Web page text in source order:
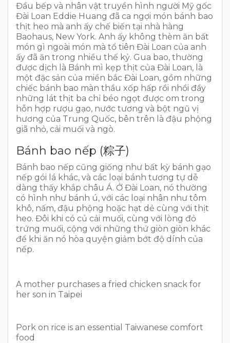
Đầu bếp và nhân vật truyền hình người Mỹ gốc
Đài Loan Eddie Huang đã ca ngợi món bánh bao
thịt heo mà anh ấy chế biến tại nhà hàng
Baohaus, New York. Anh ấy không thèm ăn bất
món gì ngoài món mà tổ tiên Đài Loan của anh
ấy đã ăn trong nhiều thế kỷ. Gua bao, thường
được dịch là Bánh mì kẹp thịt của Đài Loan, là
một đặc sản của miền bắc Đài Loan, gồm những
chiếc bánh bao màn thầu xốp hấp rồi nhồi đầy
những lát thịt ba chỉ béo ngọt được om trong
hỗn hợp rượu gạo, nước tương và bột ngũ vị
hương của Trung Quốc, bên trên là đậu phộng
giã nhỏ, cải muối và ngò.
Bánh bao nếp (粽子)
Bánh bao nếp cũng giống như bất kỳ bánh gạo
nếp gói lá khác, và các loại bánh tương tự dễ
dàng thấy khắp châu Á. Ở Đài Loan, nó thường
có hình như bánh ú, với các loại nhân như tôm
khô, nấm, đậu phộng hoặc hạt dẻ cùng với thịt
heo. Đôi khi có củ cải muối, cùng với lòng đỏ
trứng muối, cộng với những thứ giòn giòn khác
để khi ăn nó hòa quyện giảm bớt độ dính của
nếp.
A mother purchases a fried chicken snack for
her son in Taipei
Pork on rice is an essential Taiwanese comfort
food